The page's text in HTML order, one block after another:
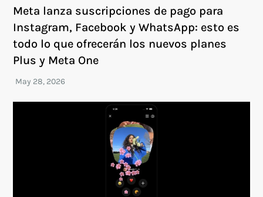
Meta lanza suscripciones de pago para
Instagram, Facebook y WhatsApp: esto es
todo lo que ofrecerán los nuevos planes
Plus y Meta One